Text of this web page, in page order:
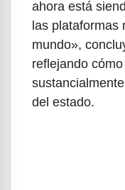
ahora está
las plataformas
mundo»,
reflejando
del estado.